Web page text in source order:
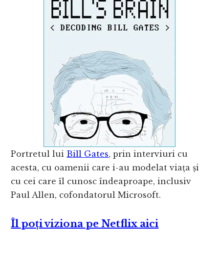
Portretul lui Bill Gates, prin interviuri cu
acesta, cu oamenii care i-au modelat viața și
cu cei care îl cunosc îndeaproape, inclusiv
Paul Allen, cofondatorul Microsoft.
Îl poți viziona pe Netflix aici